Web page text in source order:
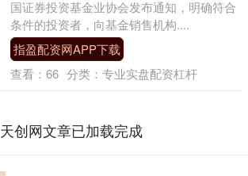
国证券投资基金业协会发布通知，明确符合
条件的投资者，向基金销售机构....
指盈配资网APP下载
查看： 66 分类： 专业实盘配资杠杆
天创网文章已加载完成